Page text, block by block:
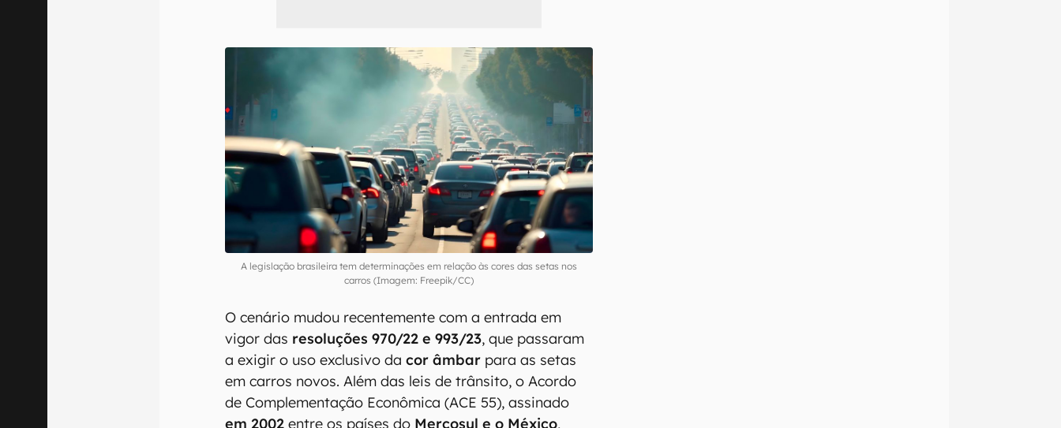
A legislação brasileira tem determinações em relação às cores das setas nos
carros (Imagem: Freepik/CC)
O cenário mudou recentemente com a entrada em
vigor das resoluções 970/22 e 993/23, que passaram
a exigir o uso exclusivo dacor âmbar para as setas
em carros novos. Além das leis de trânsito, o Acordo
de Complementação Econômica (ACE 55), assinado
em 2002 entre os países do Mercosul e o México,